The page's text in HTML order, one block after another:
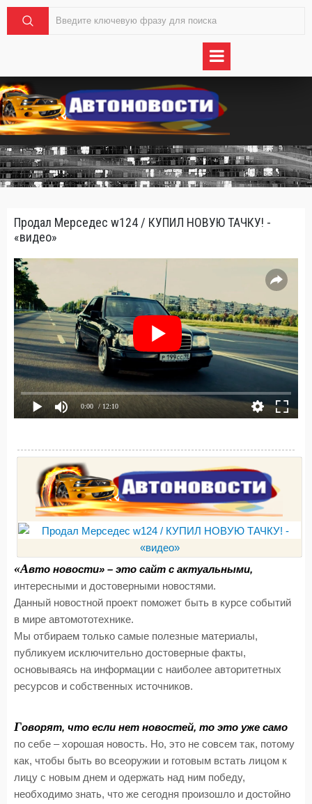
Продал Мерседес w124 / КУПИЛ НОВУЮ ТАЧКУ! -
«видео»
0:00 / 12:10
«Авто новости» – это сайт с актуальными,
интересными и достоверными новостями.
Данный новостной проект поможет быть в курсе событий
в мире автомототехнике.
Мы отбираем только самые полезные материалы,
публикуем исключительно достоверные факты,
основываясь на информации с наиболее авторитетных
ресурсов и собственных источников.
Говорят, что если нет новостей, то это уже само
по себе – хорошая новость. Но, это не совсем так, потому
как, чтобы быть во всеоружии и готовым встать лицом к
лицу с новым днем и одержать над ним победу,
необходимо знать, что же сегодня произошло и достойно